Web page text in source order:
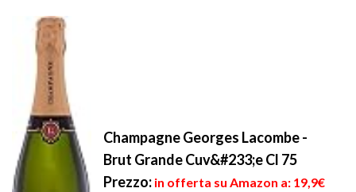
Champagne Georges Lacombe -
Brut Grande Cuv&#233;e Cl 75
Prezzo: in offerta su Amazon a: 19,9€